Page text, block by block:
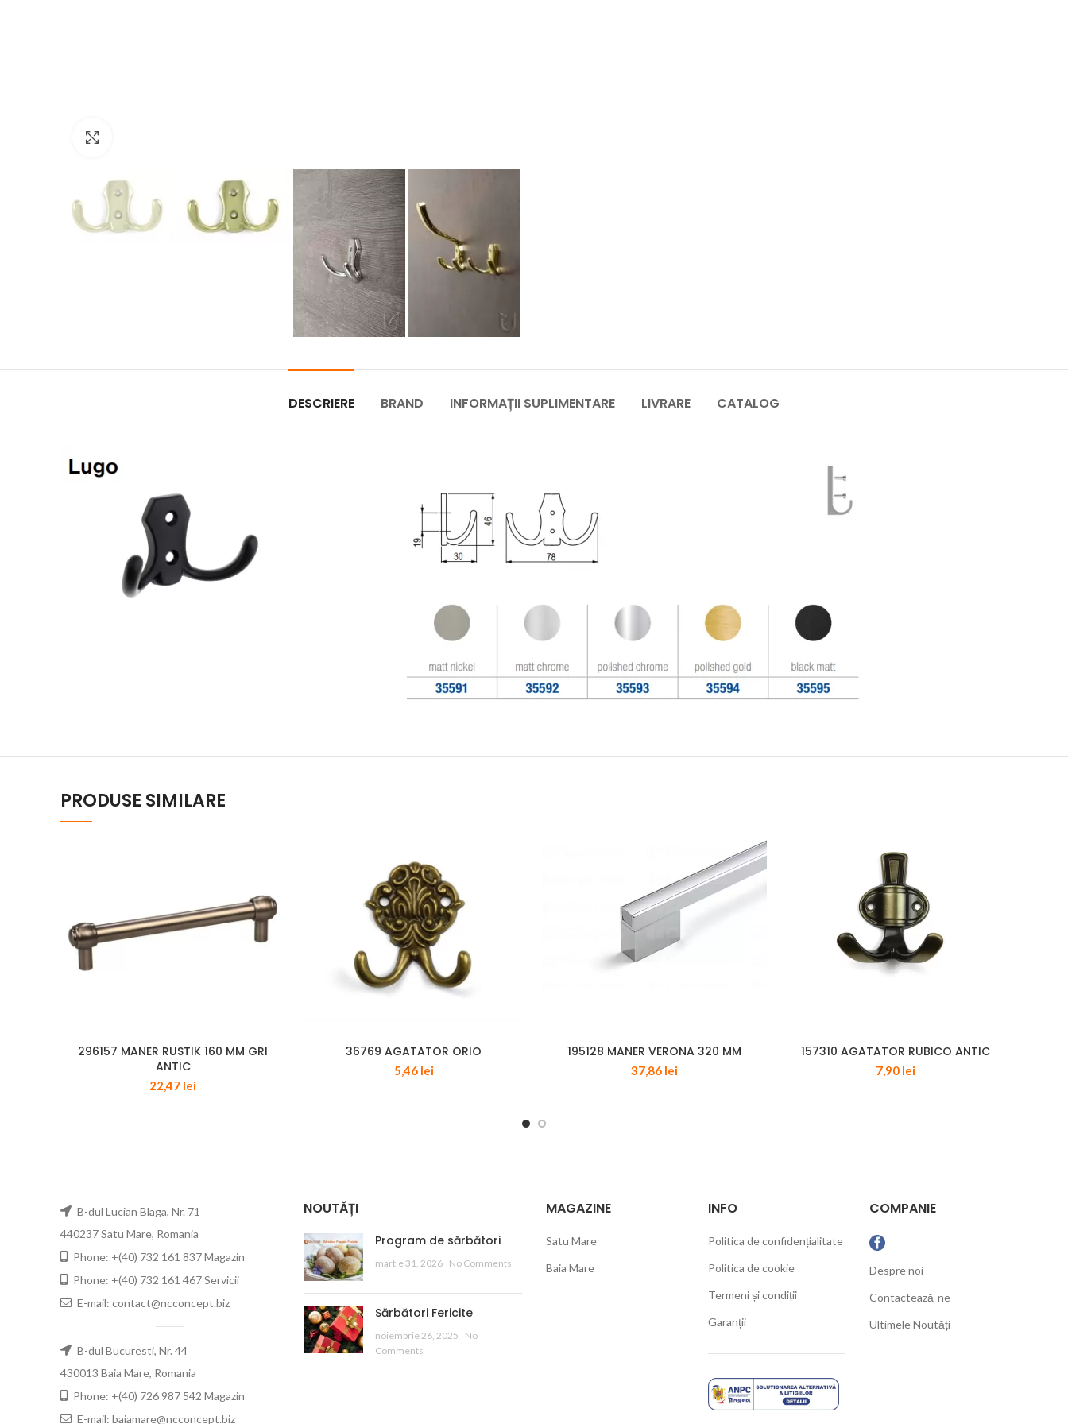
DESCRIERE BRAND INFORMAȚII SUPLIMENTARE LIVRARE CATALOG
PRODUSE SIMILARE
296157 MANER RUSTIK 160 MM GRI
ANTIC
22,47 lei
36769 AGATATOR ORIO
5,46 lei
195128 MANER VERONA 320 MM
37,86 lei
157310 AGATATOR RUBICO ANTIC
7,90 lei
B-dul Lucian Blaga, Nr. 71
440237 Satu Mare, Romania
Phone: +(40) 732 161 837 Magazin
Phone: +(40) 732 161 467 Servicii
E-mail: contact@ncconcept.biz
B-dul Bucuresti, Nr. 44
430013 Baia Mare, Romania
Phone: +(40) 726 987 542 Magazin
E-mail: baiamare@ncconcept.biz
NOUTĂȚI
Program de sărbători
martie 31, 2026 No Comments
Sărbători Fericite
noiembrie 26, 2025
No
Comments
MAGAZINE
Satu Mare
Baia Mare
INFO
Politica de confidențialitate
Politica de cookie
Termeni și condiții
Garanții
COMPANIE
Despre noi
Contactează-ne
Ultimele Noutăți